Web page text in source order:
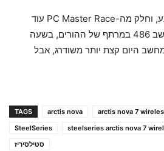
חובב חומרה, גיימינג מושבע, וחלק מה-PC Master Race עוד
מתקופת וינדוס 3.1 על מחשב 486 במרתף של ההורים, בשעה
היום קצת יותר משודרג, אבל
TAGS arctis nova arctis nova 7
SteelSeries
steelseries arctis nova 7
סטילסיריז